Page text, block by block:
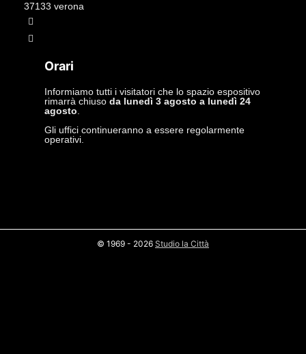
37133 verona
Orari
Informiamo tutti i visitatori che lo spazio espositivo
rimarrà chiuso da lunedì 3 agosto a lunedì 24
agosto
Gli uffici continueranno a essere regolarmente
operativi.
© 1969 - 2026 Studio la Città